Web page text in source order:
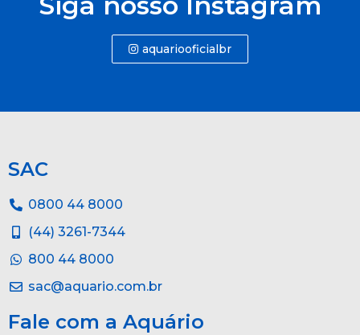
aquariooficialbr
SAC
0800 44 8000
(44) 3261-7344
800 44 8000
sac@aquario.com.br
Fale com a Aquário